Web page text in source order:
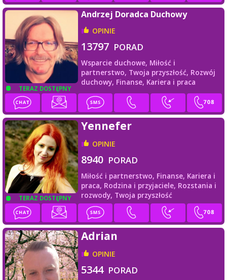
TERAZ DOSTĘPNY
Andrzej Doradca Duchowy
OPINIE
13797 PORAD
Wsparcie duchowe, Miłość i
partnerstwo, Twoja przyszłość, Rozwój
duchowy, Finanse, Kariera i praca
TERAZ DOSTĘPNY
Yennefer
OPINIE
8940 PORAD
Miłość i partnerstwo, Finanse, Kariera i
praca, Rodzina i przyjaciele, Rozstania i
rozwody, Twoja przyszłość
Adrian
OPINIE
5344 PORAD